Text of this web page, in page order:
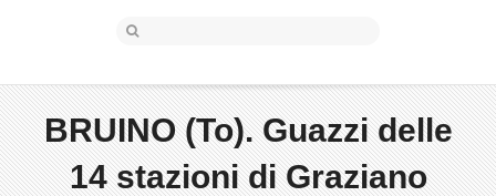
BRUINO (To). Guazzi delle
14 stazioni di Graziano